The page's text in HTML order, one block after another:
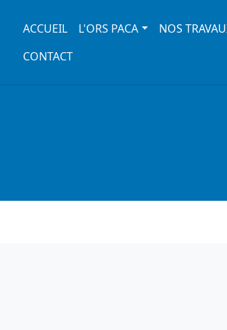
Main navigation
ACCUEIL L'ORS PACA NOS
CONTACT